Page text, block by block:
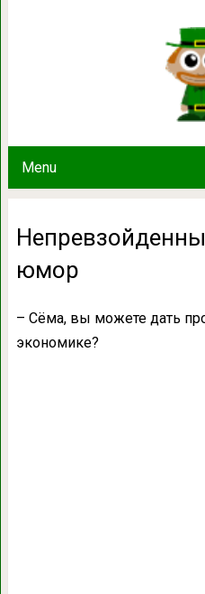
Menu
юмор
– Сёмa, вы можете дaть
экономике?